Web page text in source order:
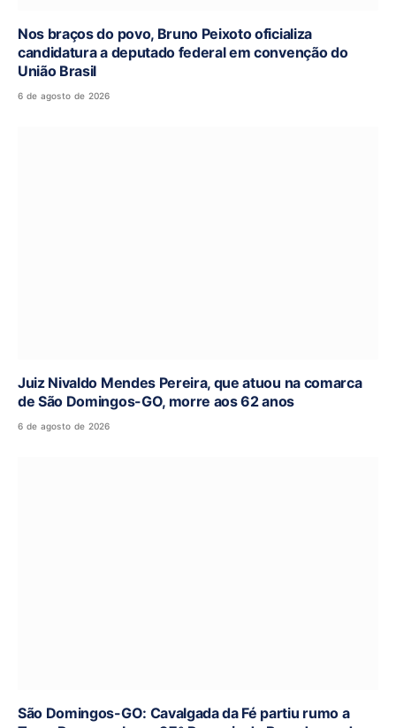
Nos braços do povo, Bruno Peixoto oficializa
candidatura a deputado federal em convenção do
União Brasil
6 de agosto de 2026
Juiz Nivaldo Mendes Pereira, que atuou na comarca
de São Domingos-GO, morre aos 62 anos
6 de agosto de 2026
São Domingos-GO: Cavalgada da Fé partiu rumo a